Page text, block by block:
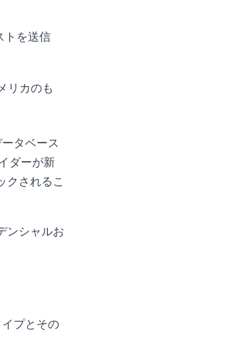
トを送信
リカのも
タベース
ダーが新
クされるこ
ンシャルお
プとその